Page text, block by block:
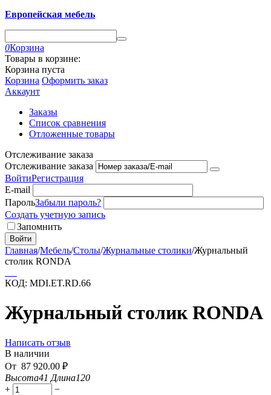
Европейская мебель
0Корзина
Товары в корзине:
Корзина пуста
Корзина Оформить заказ
Аккаунт
Заказы
Список сравнения
Отложенные товары
Отслеживание заказа
Отслеживание заказа
ВойтиРегистрация
E-mail
ПарольЗабыли пароль?
Создать учетную запись
Запомнить
Войти
Главная/Мебель/Столы/Журнальные столики/Журнальный
столик RONDA
КОД: MDI.ET.RD.66
Журнальный столик RONDA
Написать отзыв
В наличии
От 87 920.00 ₽
Высота41 Длина120
+
−